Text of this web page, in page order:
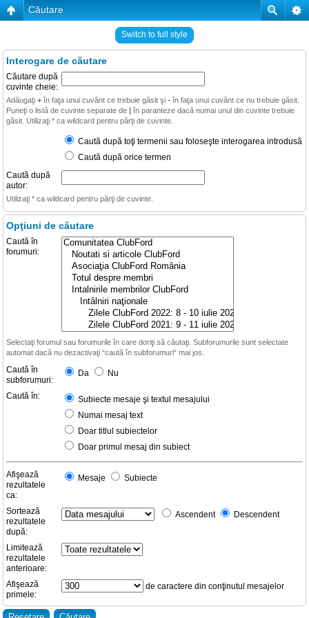
Căutare
Switch to full style
Interogare de căutare
Căutare după
cuvinte cheie:
Adăugaţi + în faţa unui cuvânt ce trebuie găsit şi - în faţa unui cuvânt ce nu trebuie găsit.
Puneţi o listă de cuvinte separate de | în paranteze dacă numai unul din cuvinte trebuie
găsit. Utilizaţi * ca wildcard pentru părţi de cuvinte.
Caută după toţi termenii sau foloseşte interogarea introdusă
Caută după orice termen
Caută după
autor:
Utilizaţi * ca wildcard pentru părţi de cuvinte.
Opţiuni de căutare
Caută în
forumuri:
Selectaţi forumul sau forumurile în care doriţi să căutaţi. Subforumurile sunt selectate
automat dacă nu dezactivaţi “caută în subforumuri“ mai jos.
Caută în
subforumuri:
Da Nu
Caută în:
Subiecte mesaje şi textul mesajului
Numai mesaj text
Doar titlul subiectelor
Doar primul mesaj din subiect
Afişează
rezultatele
ca:
Mesaje Subiecte
Sortează
rezultatele
după:
Ascendent Descendent
Limitează
rezultatele
anterioare:
Afişează
primele:
de caractere din conţinutul mesajelor